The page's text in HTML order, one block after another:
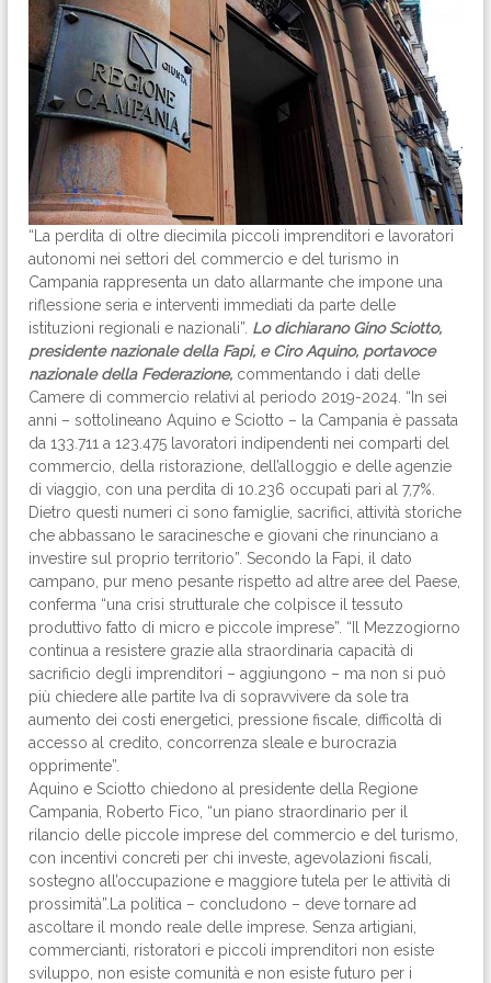
“La perdita di oltre diecimila piccoli imprenditori e lavoratori
autonomi nei settori del commercio e del turismo in
Campania rappresenta un dato allarmante che impone una
riflessione seria e interventi immediati da parte delle
istituzioni regionali e nazionali”. Lo dichiarano Gino Sciotto,
presidente nazionale della Fapi, e Ciro Aquino, portavoce
nazionale della Federazione, commentando i dati delle
Camere di commercio relativi al periodo 2019-2024. “In sei
anni – sottolineano Aquino e Sciotto – la Campania è passata
da 133.711 a 123.475 lavoratori indipendenti nei comparti del
commercio, della ristorazione, dell’alloggio e delle agenzie
di viaggio, con una perdita di 10.236 occupati pari al 7,7%.
Dietro questi numeri ci sono famiglie, sacrifici, attività storiche
che abbassano le saracinesche e giovani che rinunciano a
investire sul proprio territorio”. Secondo la Fapi, il dato
campano, pur meno pesante rispetto ad altre aree del Paese,
conferma “una crisi strutturale che colpisce il tessuto
produttivo fatto di micro e piccole imprese”. “Il Mezzogiorno
continua a resistere grazie alla straordinaria capacità di
sacrificio degli imprenditori – aggiungono – ma non si può
più chiedere alle partite Iva di sopravvivere da sole tra
aumento dei costi energetici, pressione fiscale, difficoltà di
accesso al credito, concorrenza sleale e burocrazia
opprimente”.
Aquino e Sciotto chiedono al presidente della Regione
Campania, Roberto Fico, “un piano straordinario per il
rilancio delle piccole imprese del commercio e del turismo,
con incentivi concreti per chi investe, agevolazioni fiscali,
sostegno all’occupazione e maggiore tutela per le attività di
prossimità”.La politica – concludono – deve tornare ad
ascoltare il mondo reale delle imprese. Senza artigiani,
commercianti, ristoratori e piccoli imprenditori non esiste
sviluppo, non esiste comunità e non esiste futuro per i